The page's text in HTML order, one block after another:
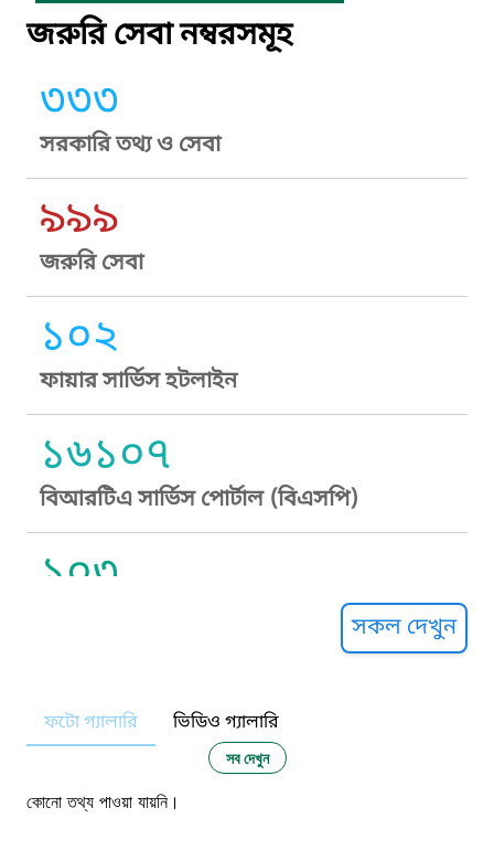
জরুরি সেবা নম্বরসমূহ
৩৩৩
সরকারি তথ্য ও সেবা
৯৯৯
জরুরি সেবা
১০২
ফায়ার সার্ভিস হটলাইন
১৬১০৭
বিআরটিএ সার্ভিস পোর্টাল (বিএসপি)
১০৩
নারী ও শিশু নির্যাতন প্রতিরোধ
১০৬
সকল দেখুন
ফটো গ্যালারি ভিডিও গ্যালারি
সব দেখুন
কোনো তথ্য পাওয়া যায়নি।